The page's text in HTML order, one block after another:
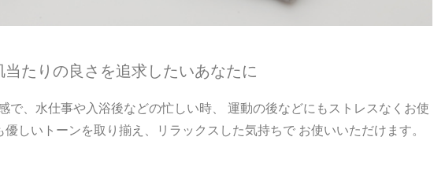
たりの良さを追求したいあなたに
で、水仕事や入浴後などの忙しい時、 運動の後などにもストレスなくお使
しいトーンを取り揃え、リラックスした気持ちで お使いいただけます。